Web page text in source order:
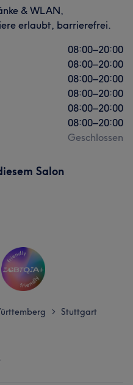
& WLAN,
erlaubt, barrierefrei.
08:00–20:00
08:00–20:00
08:00–20:00
08:00–20:00
08:00–20:00
08:00–20:00
Geschlossen
Salon
> Stuttgart